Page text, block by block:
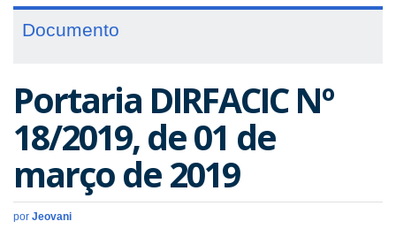
Documento
Portaria DIRFACIC Nº
18/2019, de 01 de
março de 2019
por Jeovani